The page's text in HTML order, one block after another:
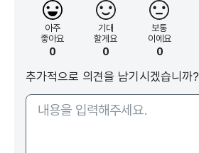
아주
좋아요
0
기대
할게요
0
보통
이에요
0
추가적으로 의견을 남기시겠습니까?